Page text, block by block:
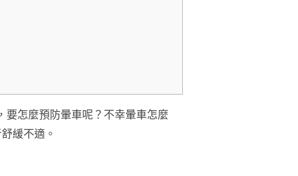
要怎麼預防暈車呢？不幸暈車怎麼
緩不適。